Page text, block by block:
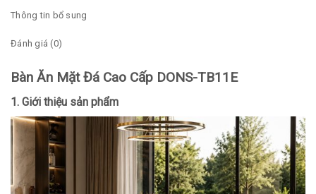
Thông tin bổ sung
Đánh giá (0)
Bàn Ăn Mặt Đá Cao Cấp DONS-TB11E
1. Giới thiệu sản phẩm